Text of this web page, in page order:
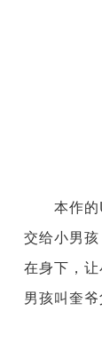
本作的UI
交给小男
在身下，
男孩叫奎爷